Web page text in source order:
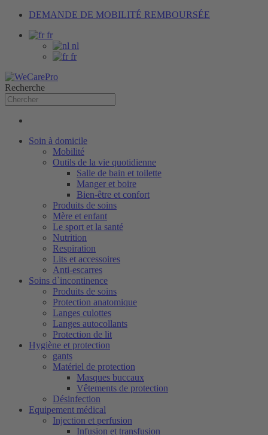
DEMANDE DE MOBILITÉ REMBOURSÉE
fr
nl
fr
Recherche
Soin à domicile
Mobilité
Outils de la vie quotidienne
Salle de bain et toilette
Manger et boire
Bien-être et confort
Produits de soins
Mère et enfant
Le sport et la santé
Nutrition
Respiration
Lits et accessoires
Anti-escarres
Soins d`incontinence
Produits de soins
Protection anatomique
Langes culottes
Langes autocollants
Protection de lit
Hygiène et protection
gants
Matériel de protection
Masques buccaux
Vêtements de protection
Désinfection
Equipement médical
Injection et perfusion
Infusion et transfusion